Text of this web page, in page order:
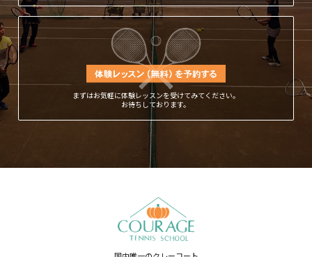
まずはお気軽に体験レッスンを受けてみてください。
お待ちしております。